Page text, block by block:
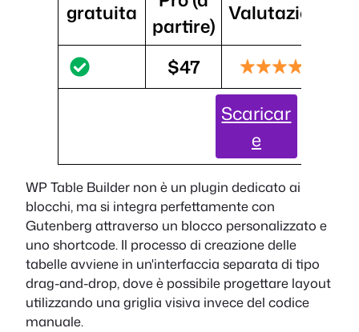
gratuita
partire)
Valutazione
$47
Scaricar
e
WP Table Builder non è un plugin dedicato ai
blocchi, ma si integra perfettamente con
Gutenberg attraverso un blocco personalizzato e
uno shortcode. Il processo di creazione delle
tabelle avviene in un'interfaccia separata di tipo
drag-and-drop, dove è possibile progettare layout
utilizzando una griglia visiva invece del codice
manuale.